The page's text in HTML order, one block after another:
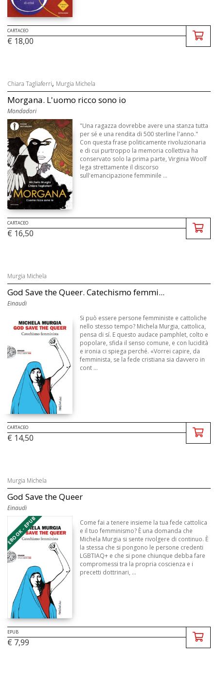
CARTACEO
€ 18,00
Chiara Tagliaferri, Murgia Michela
Morgana. L'uomo ricco sono io
Mondadori
"Una ragazza dovrebbe avere una stanza tutta
per sé e una rendita di 500 sterline l'anno."
Con questa frase politicamente rivoluzionaria
e di cui purtroppo la memoria collettiva ha
conservato solo la prima parte, Virginia Woolf
lega strettamente il discorso
sull'emancipazione femminile ...
CARTACEO
€ 16,50
Murgia Michela
God Save the Queer. Catechismo femmi...
Einaudi
Si può essere persone femministe e cattoliche
nello stesso tempo? Michela Murgia, cattolica,
pensa di sí. E questo audace pamphlet, colto e
popolare, sfida il senso comune, e con lucidità
e ironia ci spiega perché. «Vorrei capire, da
femminista, se la fede cristiana sia davvero in
cont ...
CARTACEO
€ 14,50
Murgia Michela
God Save the Queer
Einaudi
EBOOK - EPUB
Come fai a tenere insieme la tua fede cattolica
e il tuo femminismo? È una domanda che
Michela Murgia si sente rivolgere di continuo. È
la stessa che si pongono le persone credenti
LGBTIAQ+ e che si pone chiunque debba fare
compromessi tra la propria coscienza e i
precetti dottrinari, ...
EPUB
€ 7,99